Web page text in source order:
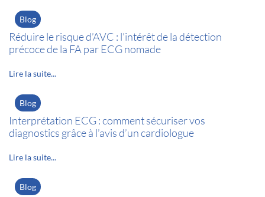
Blog
Réduire le risque d’AVC : l’intérêt de la détection
précoce de la FA par ECG nomade
Lire la suite...
Blog
Interprétation ECG : comment sécuriser vos
diagnostics grâce à l’avis d’un cardiologue
Lire la suite...
Blog